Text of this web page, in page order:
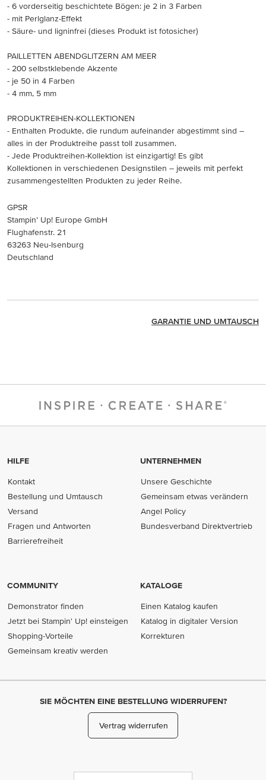
- 6 vorderseitig beschichtete Bögen: je 2 in 3 Farben
- mit Perlglanz-Effekt
- Säure- und ligninfrei (dieses Produkt ist fotosicher)
PAILLETTEN ABENDGLITZERN AM MEER
- 200 selbstklebende Akzente
- je 50 in 4 Farben
- 4 mm, 5 mm
PRODUKTREIHEN-KOLLEKTIONEN
- Enthalten Produkte, die rundum aufeinander abgestimmt sind –
alles in der Produktreihe passt toll zusammen.
- Jede Produktreihen-Kollektion ist einzigartig! Es gibt
Kollektionen in verschiedenen Designstilen – jeweils mit perfekt
zusammengestellten Produkten zu jeder Reihe.
GPSR
Stampin’ Up! Europe GmbH
Flughafenstr. 21
63263 Neu-Isenburg
Deutschland
GARANTIE UND UMTAUSCH
HILFE
Kontakt
Bestellung und Umtausch
Versand
Fragen und Antworten
Barrierefreiheit
UNTERNEHMEN
Unsere Geschichte
Gemeinsam etwas verändern
Angel Policy
Bundesverband Direktvertrieb
COMMUNITY
Demonstrator finden
Jetzt bei Stampin' Up! einsteigen
Shopping-Vorteile
Gemeinsam kreativ werden
KATALOGE
Einen Katalog kaufen
Katalog in digitaler Version
Korrekturen
SIE MÖCHTEN EINE BESTELLUNG WIDERRUFEN?
Vertrag widerrufen